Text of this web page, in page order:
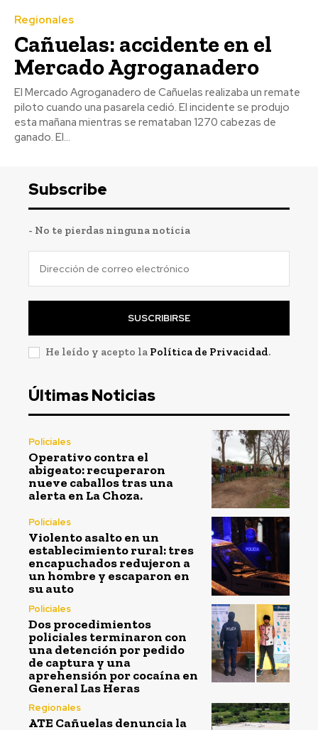
Regionales
Cañuelas: accidente en el
Mercado Agroganadero
El Mercado Agroganadero de Cañuelas realizaba un remate
piloto cuando una pasarela cedió. El incidente se produjo
esta mañana mientras se remataban 1270 cabezas de
ganado. El...
Subscribe
- No te pierdas ninguna noticia
SUSCRIBIRSE
He leído y acepto la Política de Privacidad.
Últimas Noticias
Policiales
Operativo contra el
abigeato: recuperaron
nueve caballos tras una
alerta en La Choza.
Policiales
Violento asalto en un
establecimiento rural: tres
encapuchados redujeron a
un hombre y escaparon en
su auto
Policiales
Dos procedimientos
policiales terminaron con
una detención por pedido
de captura y una
aprehensión por cocaína en
General Las Heras
Regionales
ATE Cañuelas denuncia la